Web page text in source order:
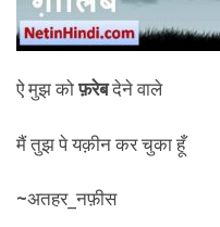
ऐ मुझ कोफ़रेबदेने वाले
मैं तुझ पे यक़ीन कर चुका हूँ
~अतहर_नफ़ीस